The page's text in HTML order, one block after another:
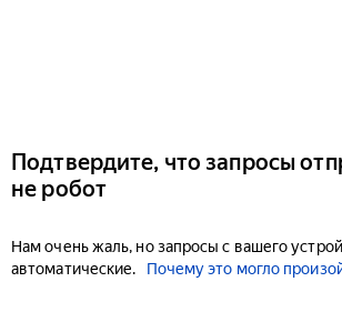
Подтвердите, что запросы
не робот
Нам очень жаль, но запросы с вашего
автоматические.
Почему это могло